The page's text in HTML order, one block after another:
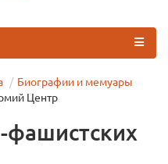
Биографии и мемуары
Центр